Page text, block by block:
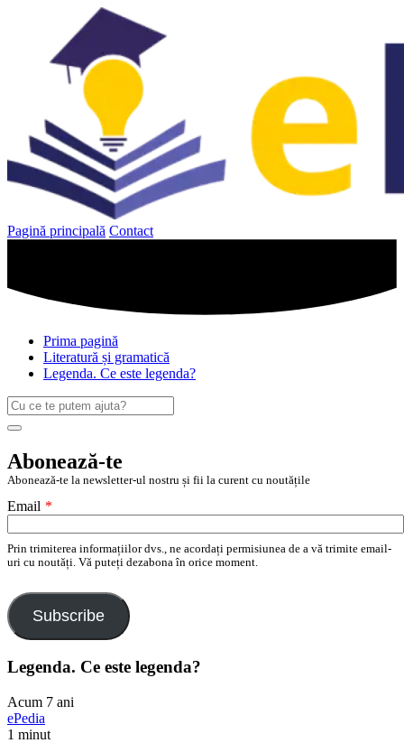
Pagină principală Contact
Prima pagină
Literatură și gramatică
Legenda. Ce este legenda?
Caută
după:
Search
Abonează-te
Abonează-te la newsletter-ul nostru și fii la curent cu noutățile
Email *
Prin trimiterea informațiilor dvs., ne acordați permisiunea de a vă trimite email-
uri cu noutăți. Vă puteți dezabona în orice moment.
Subscribe
Legenda. Ce este legenda?
Acum 7 ani
ePedia
1 minut